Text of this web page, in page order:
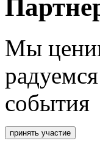
Мы
события